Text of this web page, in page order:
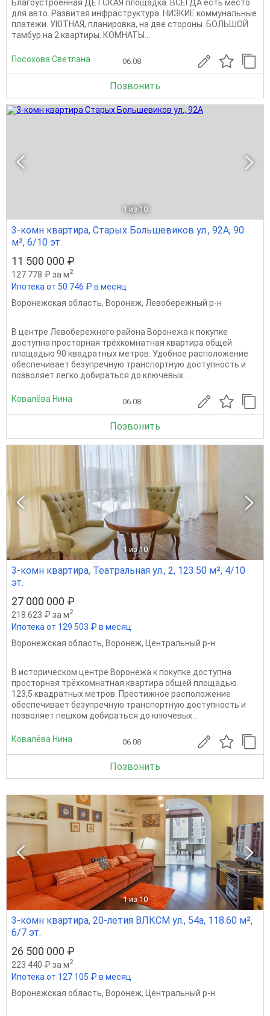
Благоустроенная ДЕТСКАЯ площадка. ВСЕГДА есть место
для авто. Развитая инфраструктура. НИЗКИЕ коммунальные
платежи. УЮТНАЯ, планировка, на две стороны. БОЛЬШОЙ
тамбур на 2 квартиры. КОМНАТЫ...
Посохова Светлана 06.08
Позвонить
1 из 10
3-комн квартира, Старых Большевиков ул., 92А, 90
м², 6/10 эт.
11 500 000 ₽
127 778 ₽ за м2
Ипотека от 50 746 ₽ в месяц
Воронежская область, Воронеж, Левобережный р-н
В центре Левобережного района Воронежа к покупке
доступна просторная трёхкомнатная квартира общей
площадью 90 квадратных метров. Удобное расположение
обеспечивает безупречную транспортную доступность и
позволяет легко добираться до ключевых...
Ковалёва Нина 06.08
Позвонить
1 из 10
3-комн квартира, Театральная ул., 2, 123.50 м², 4/10
эт.
27 000 000 ₽
218 623 ₽ за м2
Ипотека от 129 503 ₽ в месяц
Воронежская область, Воронеж, Центральный р-н
В историческом центре Воронежа к покупке доступна
просторная трёхкомнатная квартира общей площадью
123,5 квадратных метров. Престижное расположение
обеспечивает безупречную транспортную доступность и
позволяет пешком добираться до ключевых...
Ковалёва Нина 06.08
Позвонить
1 из 10
3-комн квартира, 20-летия ВЛКСМ ул., 54а, 118.60 м²,
6/7 эт.
26 500 000 ₽
223 440 ₽ за м2
Ипотека от 127 105 ₽ в месяц
Воронежская область, Воронеж, Центральный р-н